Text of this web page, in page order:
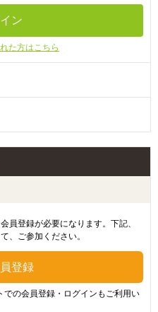
た方はこちら
員登録が必要になります。下記、
、ご参加ください。
の会員登録・ログインもご利用い